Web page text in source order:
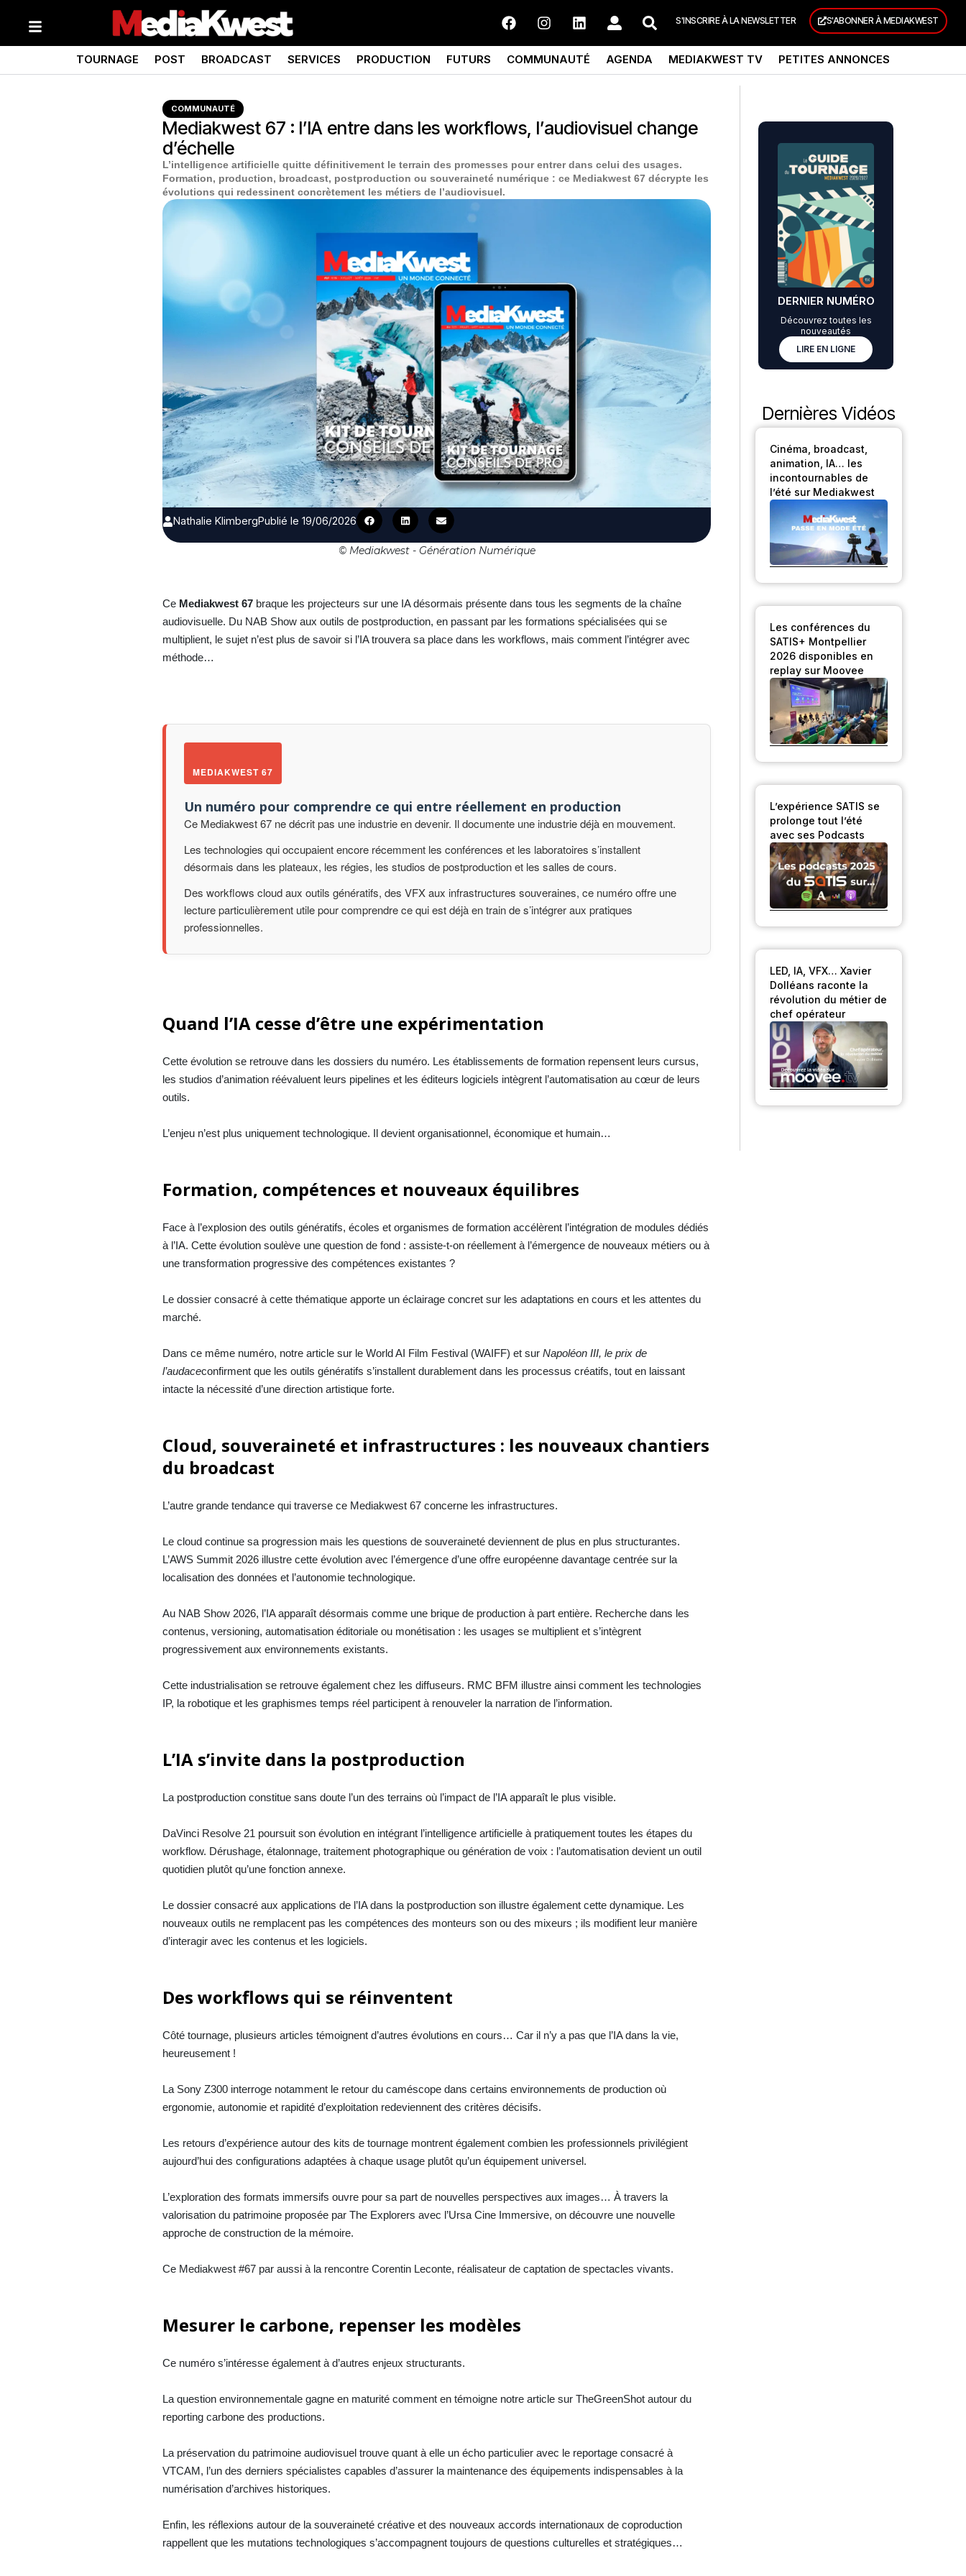
S'INSCRIRE À LA NEWSLETTER S'ABONNER À MEDIAKWEST
TOURNAGE POST BROADCAST SERVICES PRODUCTION FUTURS COMMUNAUTÉ AGENDA MEDIAKWEST TV PETITES ANNONCES
COMMUNAUTÉ
Mediakwest 67 : l’IA entre dans les workflows, l’audiovisuel change
d’échelle
L’intelligence artificielle quitte définitivement le terrain des promesses pour entrer dans celui des usages.
Formation, production, broadcast, postproduction ou souveraineté numérique : ce Mediakwest 67 décrypte les
évolutions qui redessinent concrètement les métiers de l’audiovisuel.
Nathalie KlimbergPublié le 19/06/2026
© Mediakwest - Génération Numérique
Ce Mediakwest 67 braque les projecteurs sur une IA désormais présente dans tous les segments de la chaîne
audiovisuelle. Du NAB Show aux outils de postproduction, en passant par les formations spécialisées qui se
multiplient, le sujet n’est plus de savoir si l’IA trouvera sa place dans les workflows, mais comment l’intégrer avec
méthode…
MEDIAKWEST 67
Un numéro pour comprendre ce qui entre réellement en production
Ce Mediakwest 67 ne décrit pas une industrie en devenir. Il documente une industrie déjà en mouvement.
Les technologies qui occupaient encore récemment les conférences et les laboratoires s’installent
désormais dans les plateaux, les régies, les studios de postproduction et les salles de cours.
Des workflows cloud aux outils génératifs, des VFX aux infrastructures souveraines, ce numéro offre une
lecture particulièrement utile pour comprendre ce qui est déjà en train de s’intégrer aux pratiques
professionnelles.
Quand l’IA cesse d’être une expérimentation
Cette évolution se retrouve dans les dossiers du numéro. Les établissements de formation repensent leurs cursus,
les studios d’animation réévaluent leurs pipelines et les éditeurs logiciels intègrent l’automatisation au cœur de leurs
outils.
L’enjeu n’est plus uniquement technologique. Il devient organisationnel, économique et humain…
Formation, compétences et nouveaux équilibres
Face à l’explosion des outils génératifs, écoles et organismes de formation accélèrent l’intégration de modules dédiés
à l’IA. Cette évolution soulève une question de fond : assiste-t-on réellement à l’émergence de nouveaux métiers ou à
une transformation progressive des compétences existantes ?
Le dossier consacré à cette thématique apporte un éclairage concret sur les adaptations en cours et les attentes du
marché.
Dans ce même numéro, notre article sur le World AI Film Festival (WAIFF) et surNapoléon III, le prix de
l’audaceconfirment que les outils génératifs s’installent durablement dans les processus créatifs, tout en laissant
intacte la nécessité d’une direction artistique forte.
Cloud, souveraineté et infrastructures : les nouveaux chantiers
du broadcast
L’autre grande tendance qui traverse ce Mediakwest 67 concerne les infrastructures.
Le cloud continue sa progression mais les questions de souveraineté deviennent de plus en plus structurantes.
L’AWS Summit 2026 illustre cette évolution avec l’émergence d’une offre européenne davantage centrée sur la
localisation des données et l’autonomie technologique.
Au NAB Show 2026, l’IA apparaît désormais comme une brique de production à part entière. Recherche dans les
contenus, versioning, automatisation éditoriale ou monétisation : les usages se multiplient et s’intègrent
progressivement aux environnements existants.
Cette industrialisation se retrouve également chez les diffuseurs. RMC BFM illustre ainsi comment les technologies
IP, la robotique et les graphismes temps réel participent à renouveler la narration de l’information.
L’IA s’invite dans la postproduction
La postproduction constitue sans doute l’un des terrains où l’impact de l’IA apparaît le plus visible.
DaVinci Resolve 21 poursuit son évolution en intégrant l’intelligence artificielle à pratiquement toutes les étapes du
workflow. Dérushage, étalonnage, traitement photographique ou génération de voix : l’automatisation devient un outil
quotidien plutôt qu’une fonction annexe.
Le dossier consacré aux applications de l’IA dans la postproduction son illustre également cette dynamique. Les
nouveaux outils ne remplacent pas les compétences des monteurs son ou des mixeurs ; ils modifient leur manière
d’interagir avec les contenus et les logiciels.
Des workflows qui se réinventent
Côté tournage, plusieurs articles témoignent d’autres évolutions en cours… Car il n’y a pas que l’IA dans la vie,
heureusement !
La Sony Z300 interroge notamment le retour du caméscope dans certains environnements de production où
ergonomie, autonomie et rapidité d’exploitation redeviennent des critères décisifs.
Les retours d’expérience autour des kits de tournage montrent également combien les professionnels privilégient
aujourd’hui des configurations adaptées à chaque usage plutôt qu’un équipement universel.
L’exploration des formats immersifs ouvre pour sa part de nouvelles perspectives aux images… À travers la
valorisation du patrimoine proposée par The Explorers avec l’Ursa Cine Immersive, on découvre une nouvelle
approche de construction de la mémoire.
Ce Mediakwest #67 par aussi à la rencontre Corentin Leconte, réalisateur de captation de spectacles vivants.
Mesurer le carbone, repenser les modèles
Ce numéro s’intéresse également à d’autres enjeux structurants.
La question environnementale gagne en maturité comment en témoigne notre article sur TheGreenShot autour du
reporting carbone des productions.
La préservation du patrimoine audiovisuel trouve quant à elle un écho particulier avec le reportage consacré à
VTCAM, l’un des derniers spécialistes capables d’assurer la maintenance des équipements indispensables à la
numérisation d’archives historiques.
Enfin, les réflexions autour de la souveraineté créative et des nouveaux accords internationaux de coproduction
rappellent que les mutations technologiques s’accompagnent toujours de questions culturelles et stratégiques…
DERNIER NUMÉRO
Découvrez toutes les
nouveautés
LIRE EN LIGNE
Dernières Vidéos
Cinéma, broadcast,
animation, IA… les
incontournables de
l’été sur Mediakwest
Les conférences du
SATIS+ Montpellier
2026 disponibles en
replay sur Moovee
L’expérience SATIS se
prolonge tout l’été
avec ses Podcasts
LED, IA, VFX… Xavier
Dolléans raconte la
révolution du métier de
chef opérateur